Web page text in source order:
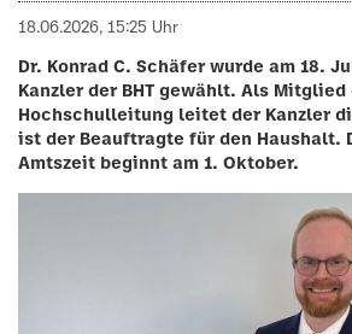
18.06.2026, 15:25 Uhr
Dr. Konrad C. Schäfer wurde am 18.
Kanzler der BHT gewählt. Als Mitglied
Hochschulleitung leitet der Kanzler
ist der Beauftragte für den Haushalt.
Amtszeit beginnt am 1. Oktober.